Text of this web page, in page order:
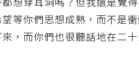
想穿耳洞嗎？但我還是覺
等你們思想成熟，而不是
，而你們也很聽話地在二